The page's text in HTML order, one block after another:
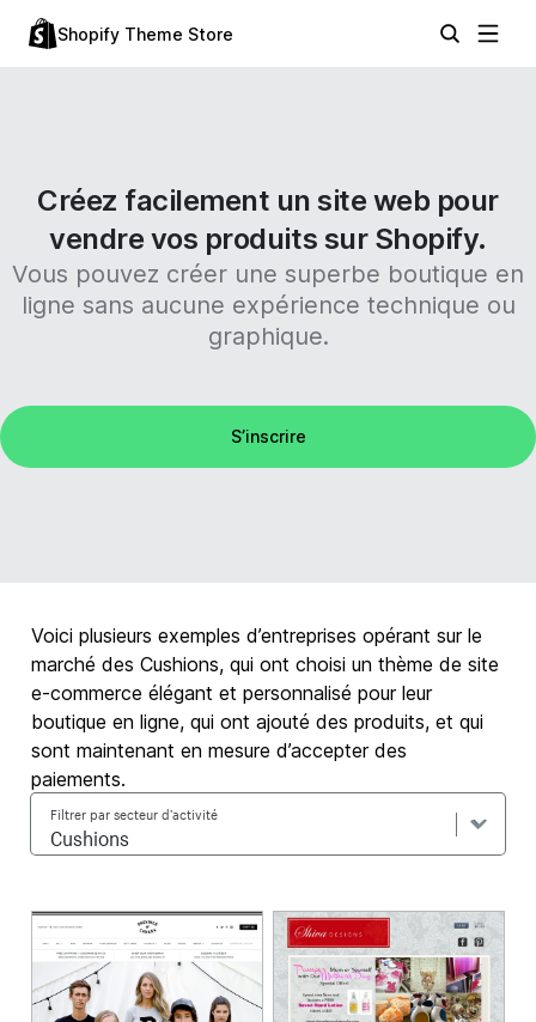
Shopify Theme Store
Créez facilement un site web pour
vendre vos produits sur Shopify.
Vous pouvez créer une superbe boutique en
ligne sans aucune expérience technique ou
graphique.
S’inscrire
Voici plusieurs exemples d’entreprises opérant sur le
marché des Cushions, qui ont choisi un thème de site
e-commerce élégant et personnalisé pour leur
boutique en ligne, qui ont ajouté des produits, et qui
sont maintenant en mesure d’accepter des
paiements.
Filtrer par secteur d’activité